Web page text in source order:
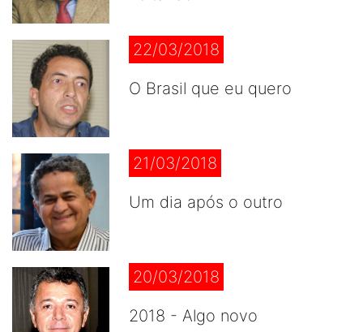
22/03/2018
O Brasil que eu quero
21/03/2018
Um dia após o outro
20/03/2018
2018 - Algo novo